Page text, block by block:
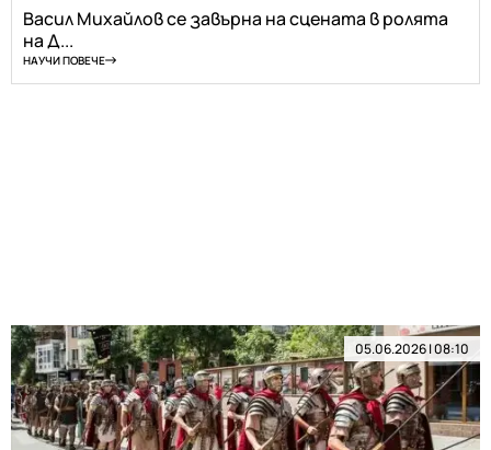
Васил Михайлов се завърна на сцената в ролята
на Д...
НАУЧИ ПОВЕЧЕ
05.06.2026 | 08:10